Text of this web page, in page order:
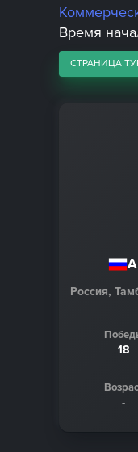
Время
СТРАНИЦА
Россия,
18
-